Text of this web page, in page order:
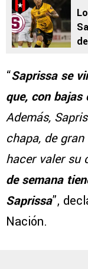
“Saprissa se
que, con bajas
Además,
chapa, de
hacer valer su
de semana
Saprissa”,
Nación.